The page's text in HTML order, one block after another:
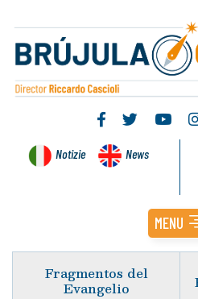
Notizie News
MENU
Fragmentos del
Evangelio